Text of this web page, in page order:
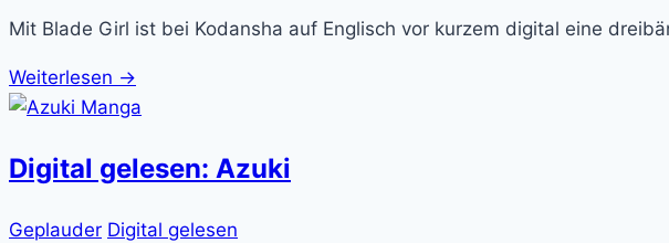
Mit Blade Girl ist bei Kodansha auf Englisch vor kurzem digital eine
Weiterlesen →
Digital gelesen: Azuki
Geplauder Digital gelesen